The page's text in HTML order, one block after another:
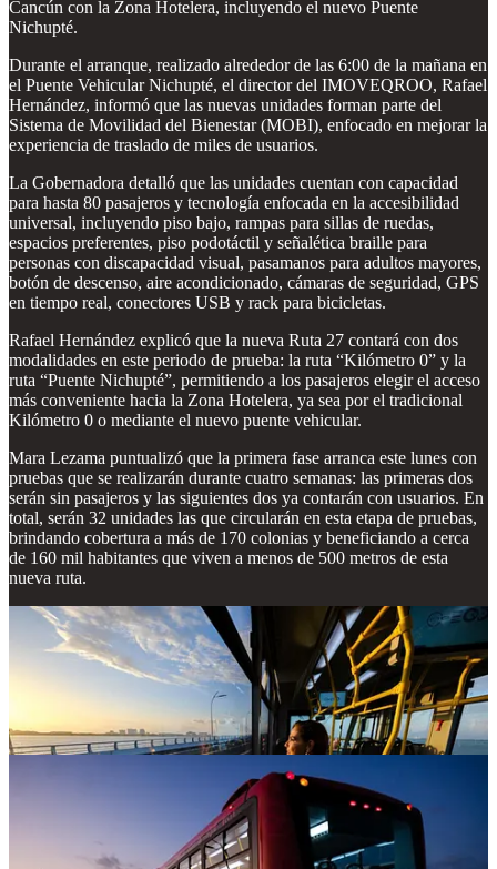
Cancún con la Zona Hotelera, incluyendo el nuevo Puente
Nichupté.
Durante el arranque, realizado alrededor de las 6:00 de la mañana en
el Puente Vehicular Nichupté, el director del IMOVEQROO, Rafael
Hernández, informó que las nuevas unidades forman parte del
Sistema de Movilidad del Bienestar (MOBI), enfocado en mejorar la
experiencia de traslado de miles de usuarios.
La Gobernadora detalló que las unidades cuentan con capacidad
para hasta 80 pasajeros y tecnología enfocada en la accesibilidad
universal, incluyendo piso bajo, rampas para sillas de ruedas,
espacios preferentes, piso podotáctil y señalética braille para
personas con discapacidad visual, pasamanos para adultos mayores,
botón de descenso, aire acondicionado, cámaras de seguridad, GPS
en tiempo real, conectores USB y rack para bicicletas.
Rafael Hernández explicó que la nueva Ruta 27 contará con dos
modalidades en este periodo de prueba: la ruta “Kilómetro 0” y la
ruta “Puente Nichupté”, permitiendo a los pasajeros elegir el acceso
más conveniente hacia la Zona Hotelera, ya sea por el tradicional
Kilómetro 0 o mediante el nuevo puente vehicular.
Mara Lezama puntualizó que la primera fase arranca este lunes con
pruebas que se realizarán durante cuatro semanas: las primeras dos
serán sin pasajeros y las siguientes dos ya contarán con usuarios. En
total, serán 32 unidades las que circularán en esta etapa de pruebas,
brindando cobertura a más de 170 colonias y beneficiando a cerca
de 160 mil habitantes que viven a menos de 500 metros de esta
nueva ruta.